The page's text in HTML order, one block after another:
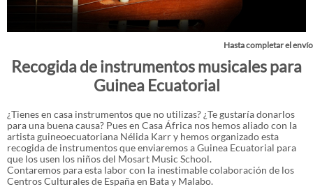
Hasta completar el envío
Recogida de instrumentos musicales para
Guinea Ecuatorial
¿Tienes en casa instrumentos que no utilizas? ¿Te gustaría donarlos
para una buena causa? Pues en Casa África nos hemos aliado con la
artista guineoecuatoriana Nélida Karr y hemos organizado esta
recogida de instrumentos que enviaremos a Guinea Ecuatorial para
que los usen los niños del Mosart Music School.
Contaremos para esta labor con la inestimable colaboración de los
Centros Culturales de España en Bata y Malabo.